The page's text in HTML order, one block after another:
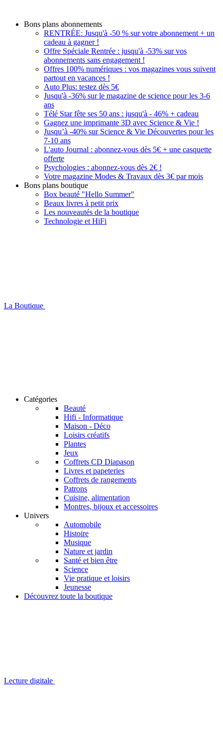
Bons plans abonnements
RENTRÉE: Jusqu'à -50 % sur votre abonnement + un
cadeau à gagner !
Offre Spéciale Rentrée : jusqu'à -53% sur vos
abonnements sans engagement !
Offres 100% numériques : vos magazines vous suivent
partout en vacances !
Auto Plus: testez dès 5€
Jusqu'à -36% sur le magazine de science pour les 3-6
ans
Télé Star fête ses 50 ans : jusqu'à - 46% + cadeau
Gagnez une imprimante 3D avec Science & Vie !
Jusqu’à -40% sur Science & Vie Découvertes pour les
7-10 ans
L'auto Journal : abonnez-vous dès 5€ + une casquette
offerte
Psychologies : abonnez-vous dès 2€ !
Votre magazine Modes & Travaux dès 3€ par mois
Bons plans boutique
Box beauté "Hello Summer"
Beaux livres à petit prix
Les nouveautés de la boutique
Technologie et HiFi
La Boutique
Catégories
Beauté
Hifi - Informatique
Maison - Déco
Loisirs créatifs
Plantes
Jeux
Coffrets CD Diapason
Livres et papeteries
Coffrets de rangements
Patrons
Cuisine, alimentation
Montres, bijoux et accessoires
Univers
Automobile
Histoire
Musique
Nature et jardin
Santé et bien être
Science
Vie pratique et loisirs
Jeunesse
Découvrez toute la boutique
Lecture digitale